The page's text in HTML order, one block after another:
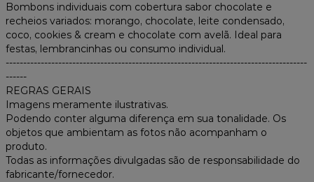
Bombons individuais com cobertura sabor chocolate e
recheios variados: morango, chocolate, leite condensado,
coco, cookies & cream e chocolate com avelã. Ideal para
festas, lembrancinhas ou consumo individual.
--------------------------------------------------------------------------------------
------
REGRAS GERAIS
Imagens meramente ilustrativas.
Podendo conter alguma diferença em sua tonalidade. Os
objetos que ambientam as fotos não acompanham o
produto.
Todas as informações divulgadas são de responsabilidade do
fabricante/fornecedor.